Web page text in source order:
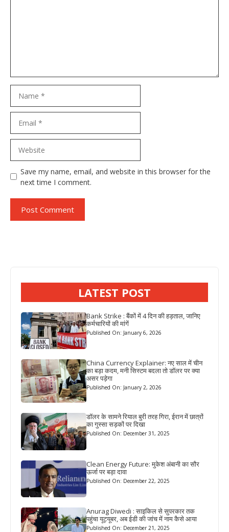
Save my name, email, and website in this browser for the
next time I comment.
LATEST POST
Bank Strike : बैंकों में 4 दिन की हड़ताल, जानिए
कर्मचारियों की मांगें
Published On: January 6, 2026
China Currency Explainer: नए साल में चीन
का बड़ा कदम, मनी सिस्टम बदला तो डॉलर पर क्या
असर पड़ेगा
Published On: January 2, 2026
डॉलर के सामने रियाल बुरी तरह गिरा, ईरान में छात्रों
का गुस्सा सड़कों पर दिखा
Published On: December 31, 2025
Clean Energy Future: मुकेश अंबानी का सौर
ऊर्जा पर बड़ा दावा
Published On: December 22, 2025
Anurag Diwedi : साइकिल से सुपरकार तक
पहुंचा यूट्यूबर, अब ईडी की जांच में नाम कैसे आया
Published On: December 21, 2025